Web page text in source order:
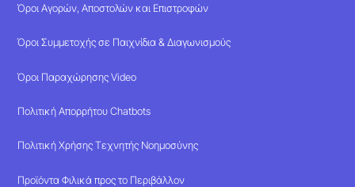
Όροι Αγορών, Αποστολών και Επιστροφών
Όροι Συμμετοχής σε Παιχνίδια & Διαγωνισμούς
Όροι Παραχώρησης Video
Πολιτική Απορρήτου Chatbots
Πολιτική Χρήσης Τεχνητής Νοημοσύνης
Προϊόντα Φιλικά προς το Περιβάλλον